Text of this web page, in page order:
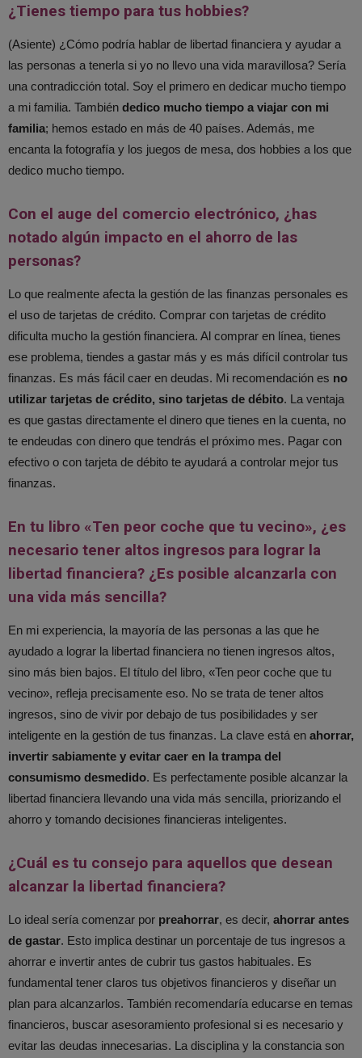
¿Tienes tiempo para tus hobbies?
(Asiente) ¿Cómo podría hablar de libertad financiera y ayudar a
las personas a tenerla si yo no llevo una vida maravillosa? Sería
una contradicción total. Soy el primero en dedicar mucho tiempo
a mi familia. También dedico mucho tiempo a viajar con mi
familia; hemos estado en más de 40 países. Además, me
encanta la fotografía y los juegos de mesa, dos hobbies a los que
dedico mucho tiempo.
Con el auge del comercio electrónico, ¿has
notado algún impacto en el ahorro de las
personas?
Lo que realmente afecta la gestión de las finanzas personales es
el uso de tarjetas de crédito. Comprar con tarjetas de crédito
dificulta mucho la gestión financiera. Al comprar en línea, tienes
ese problema, tiendes a gastar más y es más difícil controlar tus
finanzas. Es más fácil caer en deudas. Mi recomendación es no
utilizar tarjetas de crédito, sino tarjetas de débito. La ventaja
es que gastas directamente el dinero que tienes en la cuenta, no
te endeudas con dinero que tendrás el próximo mes. Pagar con
efectivo o con tarjeta de débito te ayudará a controlar mejor tus
finanzas.
En tu libro «Ten peor coche que tu vecino», ¿es
necesario tener altos ingresos para lograr la
libertad financiera? ¿Es posible alcanzarla con
una vida más sencilla?
En mi experiencia, la mayoría de las personas a las que he
ayudado a lograr la libertad financiera no tienen ingresos altos,
sino más bien bajos. El título del libro, «Ten peor coche que tu
vecino», refleja precisamente eso. No se trata de tener altos
ingresos, sino de vivir por debajo de tus posibilidades y ser
inteligente en la gestión de tus finanzas. La clave está en ahorrar,
invertir sabiamente y evitar caer en la trampa del
consumismo desmedido. Es perfectamente posible alcanzar la
libertad financiera llevando una vida más sencilla, priorizando el
ahorro y tomando decisiones financieras inteligentes.
¿Cuál es tu consejo para aquellos que desean
alcanzar la libertad financiera?
Lo ideal sería comenzar por preahorrar, es decir, ahorrar antes
de gastar. Esto implica destinar un porcentaje de tus ingresos a
ahorrar e invertir antes de cubrir tus gastos habituales. Es
fundamental tener claros tus objetivos financieros y diseñar un
plan para alcanzarlos. También recomendaría educarse en temas
financieros, buscar asesoramiento profesional si es necesario y
evitar las deudas innecesarias. La disciplina y la constancia son